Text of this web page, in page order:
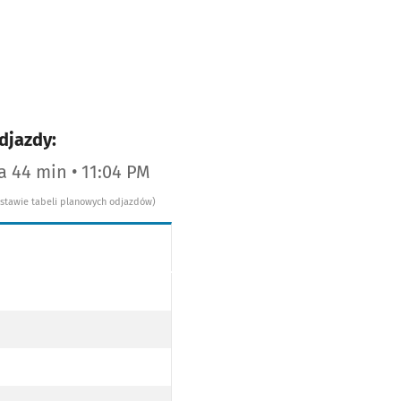
44 min • 11:04 PM
tabeli planowych odjazdów)
GROSZU, MOST MILENIJNY, UL. JEZIORAŃSKIEGO (DO PRZYST. SZKOCKA PO TRASIE)
UL. NA OSTATNIM GROSZU, MOST MILENIJNY, UL. JEZIORAŃSKIEGO (DO PRZYST. SZKOCKA PO